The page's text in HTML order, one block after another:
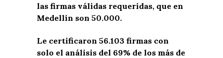
las firmas válidas requeridas, que en
Medellín son 50.000.
Le certificaron 56.103 firmas con
solo el análisis del 69% de los más de